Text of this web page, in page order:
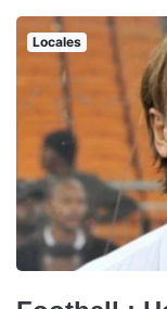
Locales